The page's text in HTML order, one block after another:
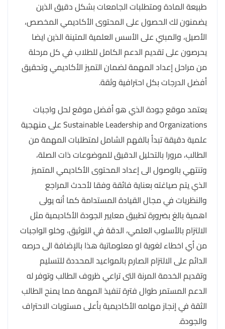
طبيعة المادة ومتطلبات الجامعات بشكل دقيق الذين
يضمنون لك الحصول على المحتوى الأكاديمي المخصص،
الأصيل، والمبني على الأسس العلمية المتينة الذين ايضا
يحرصون على تقديم الدعم الكامل للطلاب في كل مرحلة
من مراحل إعداد المهمة لضمان التميز الأكاديمي وتحقيق
أفضل الدرجات بكل احترافية وثقة.
يعتمد موقع جودة الذي هو أفضل موقع لحل واجبات
Sustainable Leadership and Organizations على منهجية
علمية دقيقة تبدأ بالفهم الشامل لمتطلبات المهمة من
الطالب، مرورا بالتحليل الدقيق للموضوعات ذات الصلة،
وتنتهي بالوصول الى إعداد المحتوى الأكاديمي المتميز
الذي يتم صياغته بعناية فائقة وفقا لأحدث المراجع
والنظريات في مجال القيادة المستدامة كما أنه يولى
اهمية بالغ بضرورة تطبيق معايير الجودة الأكاديمية مثل
الالتزام بالأسلوب العلمي، الدقة في التوثيق، وخلو الواجبات
من أي اخطاء لغوية او معلوماتية هذا بالإضافة الى حرصه
الدائم على الالتزام الصارم بالمواعيد المحددة للتسليم
وتقديم الخدمة المرنة التى تراعي ظروف الطالب وتوفر له
الدعم المستمر طوال فترة تنفيذ المهمة مما يمنح الطالب
الثقة في إنجاز مهامه الأكاديمية بأعلى مستويات الاحتراف
والجودة.